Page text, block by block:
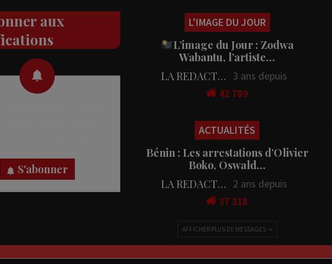
aux
S'abonner
L'IMAGE DU JOUR
L’image du Jour : Zodwa
Wabantu, l’artiste…
LA REDACTION 3 ans depuis
42 789
ACTUALITÉS
Bénin : Les arrestations d’Olivier
Boko, Oswald…
LA REDACTION
2 ans depuis
37 318
AFFICHER PLUS DE MESSAGES